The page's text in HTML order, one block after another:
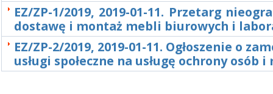
EZ/ZP-1/2019, 2019-01-11. Przetarg
dostawę i montaż mebli biurowych i
EZ/ZP-2/2019, 2019-01-11. Ogłoszenie o
usługi społeczne na usługę ochrony osób